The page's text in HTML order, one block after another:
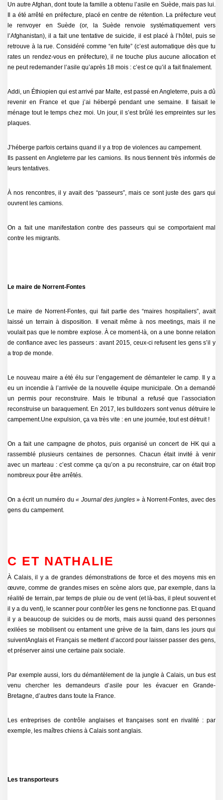
Un autre Afghan, dont toute la famille a obtenu l’asile en Suède, mais pas lui.
Il a été arrêté en préfecture, placé en centre de rétention. La préfecture veut
le renvoyer en Suède (or, la Suède renvoie systématiquement vers
l’Afghanistan), il a fait une tentative de suicide, il est placé à l’hôtel, puis se
retrouve à la rue. Considéré comme “en fuite” (c’est automatique dès que tu
rates un rendez-vous en préfecture), il ne touche plus aucune allocation et
ne peut redemander l’asile qu’après 18 mois : c’est ce qu’il a fait finalement.
Addi, un Éthiopien qui est arrivé par Malte, est passé en Angleterre, puis a dû
revenir en France et que j’ai hébergé pendant une semaine. Il faisait le
ménage tout le temps chez moi. Un jour, il s’est brûlé les empreintes sur les
plaques.
J’héberge parfois certains quand il y a trop de violences au campement.
Ils passent en Angleterre par les camions. Ils nous tiennent très informés de
leurs tentatives.
À nos rencontres, il y avait des “passeurs”, mais ce sont juste des gars qui
ouvrent les camions.
On a fait une manifestation contre des passeurs qui se comportaient mal
contre les migrants.
Le maire de Norrent-Fontes
Le maire de Norrent-Fontes, qui fait partie des “maires hospitaliers”, avait
laissé un terrain à disposition. Il venait même à nos meetings, mais il ne
voulait pas que le nombre explose. À ce moment-là, on a une bonne relation
de confiance avec les passeurs : avant 2015, ceux-ci refusent les gens s’il y
a trop de monde.
Le nouveau maire a été élu sur l’engagement de démanteler le camp. Il y a
eu un incendie à l’arrivée de la nouvelle équipe municipale. On a demandé
un permis pour reconstruire. Mais le tribunal a refusé que l’association
reconstruise un baraquement. En 2017, les bulldozers sont venus détruire le
campement.Une expulsion, ça va très vite : en une journée, tout est détruit !
On a fait une campagne de photos, puis organisé un concert de HK qui a
rassemblé plusieurs centaines de personnes. Chacun était invité à venir
avec un marteau : c’est comme ça qu’on a pu reconstruire, car on était trop
nombreux pour être arrêtés.
On a écrit un numéro du « Journal des jungles » à Norrent-Fontes, avec des
gens du campement.
C ET NATHALIE
À Calais, il y a de grandes démonstrations de force et des moyens mis en
œuvre, comme de grandes mises en scène alors que, par exemple, dans la
réalité de terrain, par temps de pluie ou de vent (et là-bas, il pleut souvent et
il y a du vent), le scanner pour contrôler les gens ne fonctionne pas. Et quand
il y a beaucoup de suicides ou de morts, mais aussi quand des personnes
exilées se mobilisent ou entament une grève de la faim, dans les jours qui
suiventAnglais et Français se mettent d’accord pour laisser passer des gens,
et préserver ainsi une certaine paix sociale.
Par exemple aussi, lors du démantèlement de la jungle à Calais, un bus est
venu chercher les demandeurs d’asile pour les évacuer en Grande-
Bretagne, d’autres dans toute la France.
Les entreprises de contrôle anglaises et françaises sont en rivalité : par
exemple, les maîtres chiens à Calais sont anglais.
Les transporteurs